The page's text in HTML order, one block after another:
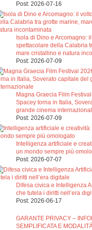
Post: 2026-07-16
Isola di Dino e Arcomagno:
spettacolare della Calabria
mare cristallino e natura
Post: 2026-07-09
Magna Graecia Film
Spacey torna in Italia,
grande cinema
Post: 2026-07-09
Intelligenza artificiale e
un mondo sempre più
Post: 2026-07-07
Difesa civica e Intelligenza
che tutela i diritti nell’era
Post: 2026-06-17
GARANTE PRIVACY –
SEMPLIFICATA E